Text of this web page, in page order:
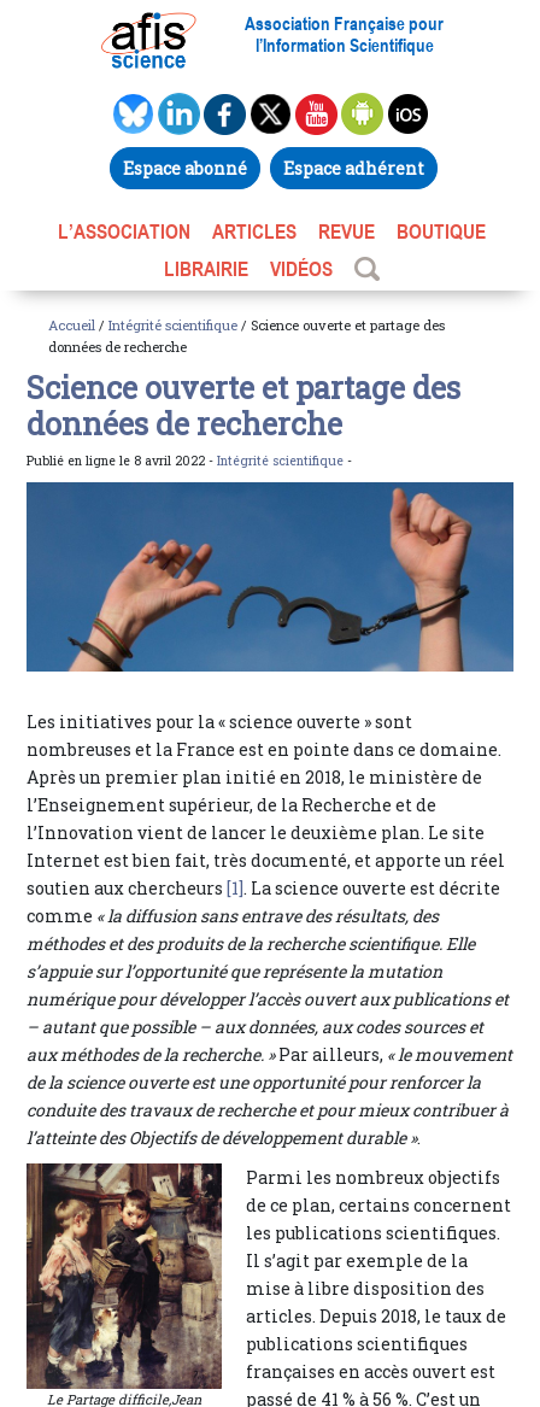
Association Française pour
l’Information Scientifique
Espace abonné Espace adhérent
L’ASSOCIATION ARTICLES REVUE
BOUTIQUE
LIBRAIRIE
VIDÉOS
Accueil / Intégrité scientifique / Science ouverte et partage des
données de recherche
Science ouverte et partage des
données de recherche
Publié en ligne le 8 avril 2022 -Intégrité scientifique -
Les initiatives pour la « science ouverte » sont
nombreuses et la France est en pointe dans ce domaine.
Après un premier plan initié en 2018, le ministère de
l’Enseignement supérieur, de la Recherche et de
l’Innovation vient de lancer le deuxième plan. Le site
Internet est bien fait, très documenté, et apporte un réel
soutien aux chercheurs[1]. La science ouverte est décrite
comme « la diffusion sans entrave des résultats, des
méthodes et des produits de la recherche scientifique. Elle
s’appuie sur l’opportunité que représente la mutation
numérique pour développer l’accès ouvert aux publications et
– autant que possible – aux données, aux codes sources et
aux méthodes de la recherche. »Par ailleurs, « le mouvement
de la science ouverte est une opportunité pour renforcer la
conduite des travaux de recherche et pour mieux contribuer à
l’atteinte des Objectifs de développement durable ».
Le Partage difficile,Jean
Parmi les nombreux objectifs
de ce plan, certains concernent
les publications scientifiques.
Il s’agit par exemple de la
mise à libre disposition des
articles. Depuis 2018, le taux de
publications scientifiques
françaises en accès ouvert est
passé de 41 % à 56 %. C’est un